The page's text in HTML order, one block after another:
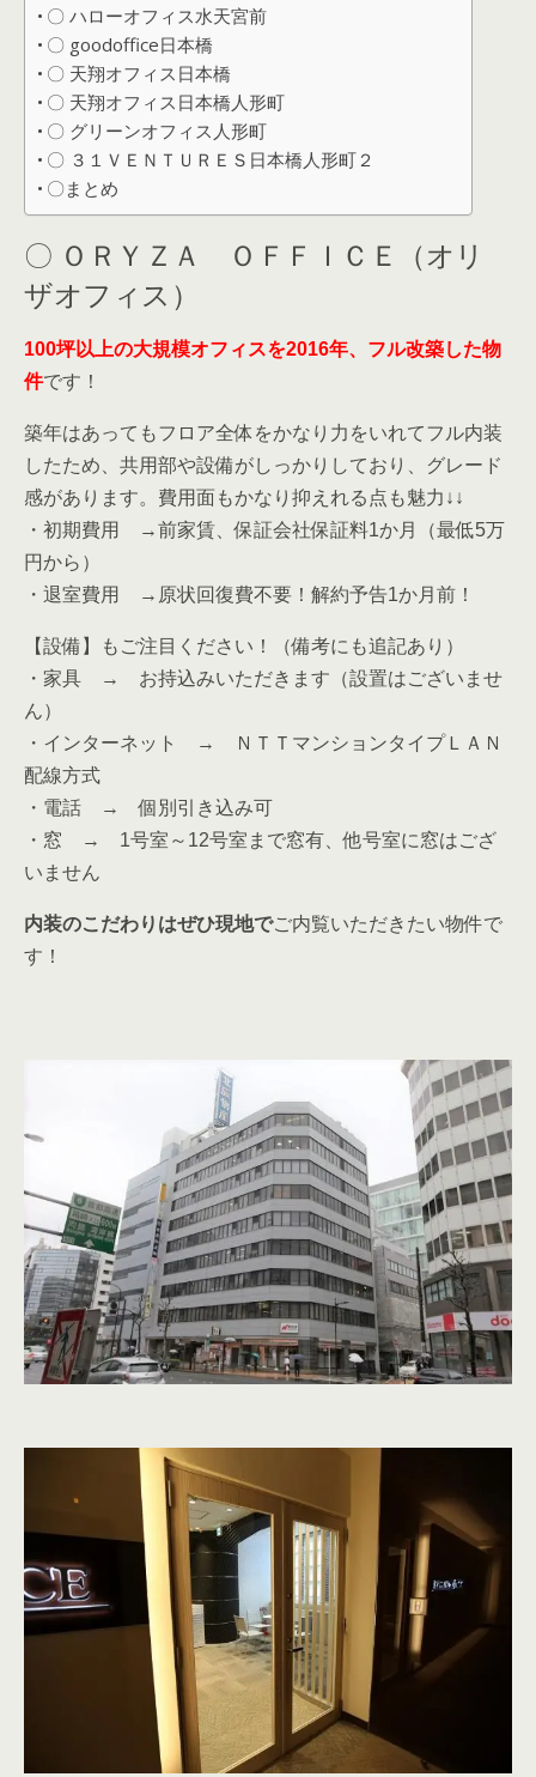
〇 ハローオフィス水天宮前
〇 goodoffice日本橋
〇 天翔オフィス日本橋
〇 天翔オフィス日本橋人形町
〇 グリーンオフィス人形町
〇 ３１ＶＥＮＴＵＲＥＳ日本橋人形町２
〇まとめ
〇 ＯＲＹＺＡ ＯＦＦＩＣＥ（オリ
ザオフィス）
100坪以上の大規模オフィスを2016年、フル改築した物
件です！
築年はあってもフロア全体をかなり力をいれてフル内装
したため、共用部や設備がしっかりしており、グレード
感があります。 費用面もかなり抑えれる点も魅力↓↓
・初期費用 →前家賃、保証会社保証料1か月（最低5万
円から）
・退室費用 →原状回復費不要！解約予告1か月前！
【設備】もご注目ください！（備考にも追記あり）
・家具 → お持込みいただきます（設置はございませ
ん）
・インターネット → ＮＴＴマンションタイプＬＡＮ
配線方式
・電話 → 個別引き込み可
・窓 → 1号室～12号室まで窓有、他号室に窓はござ
いません
内装のこだわりはぜひ現地でご内覧いただきたい物件で
す！